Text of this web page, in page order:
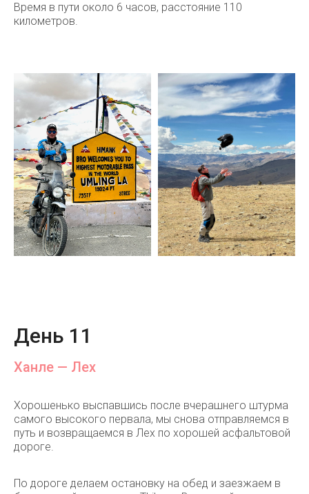
Время в пути около 6 часов, расстояние 110
километров.
День 11
Ханле — Лех
Хорошенько выспавшись после вчерашнего штурма
самого высокого первала, мы снова отправляемся в
путь и возвращаемся в Лех по хорошей асфальтовой
дороге.
По дороге делаем остановку на обед и заезжаем в